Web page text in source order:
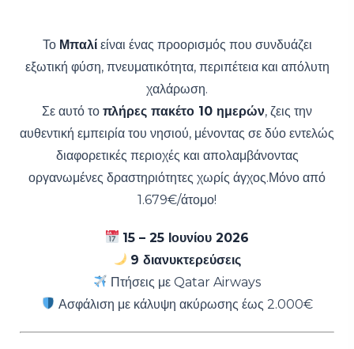
Το Μπαλίείναι ένας προορισμός που συνδυάζει
εξωτική φύση, πνευματικότητα, περιπέτεια και απόλυτη
χαλάρωση.
Σε αυτό το πλήρες πακέτο 10 ημερών, ζεις την
αυθεντική εμπειρία του νησιού, μένοντας σε δύο εντελώς
διαφορετικές περιοχές και απολαμβάνοντας
οργανωμένες δραστηριότητες χωρίς άγχος.Μόνο από
1.679€/άτομο!
15 – 25 Ιουνίου 2026
9 διανυκτερεύσεις
Πτήσεις με Qatar Airways
Ασφάλιση με κάλυψη ακύρωσης έως 2.000€